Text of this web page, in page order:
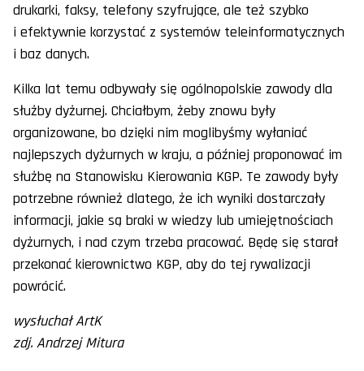
drukarki, faksy, telefony szyfrujące, ale też szybko
i efektywnie korzystać z systemów teleinformatycznych
i baz danych.
Kilka lat temu odbywały się ogólnopolskie zawody dla
służby dyżurnej. Chciałbym, żeby znowu były
organizowane, bo dzięki nim moglibyśmy wyłaniać
najlepszych dyżurnych w kraju, a później proponować im
służbę na Stanowisku Kierowania KGP. Te zawody były
potrzebne również dlatego, że ich wyniki dostarczały
informacji, jakie są braki w wiedzy lub umiejętnościach
dyżurnych, i nad czym trzeba pracować. Będę się starał
przekonać kierownictwo KGP, aby do tej rywalizacji
powrócić.
wysłuchał ArtK
zdj. Andrzej Mitura